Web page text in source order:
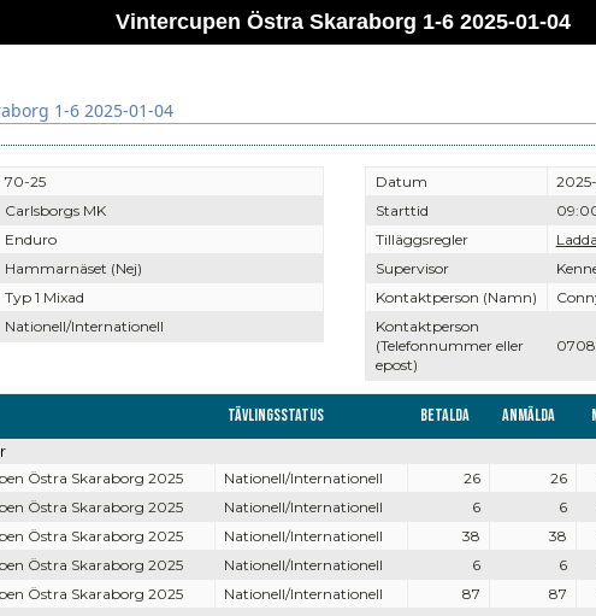
Vintercupen Östra Skaraborg 1-6 2025-01-04
1-6 2025-01-04
70-25
Carlsborgs MK
Enduro
Hammarnäset (Nej)
Typ 1 Mixad
Nationell/Internationell
Datum
Starttid
Tilläggsregler
Supervisor
Kontaktperson (Namn)
Kontaktperson
(Telefonnummer eller
epost)
Tävlingsstatus Betalda Anmälda
Östra Skaraborg 2025 Nationell/Internationell 26 26
Östra Skaraborg 2025 Nationell/Internationell 6 6
Östra Skaraborg 2025 Nationell/Internationell 38 38
Östra Skaraborg 2025 Nationell/Internationell 6 6
Östra Skaraborg 2025 Nationell/Internationell 87 87